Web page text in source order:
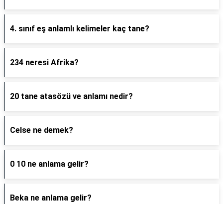
4. sınıf eş anlamlı kelimeler kaç tane?
234 neresi Afrika?
20 tane atasözü ve anlamı nedir?
Celse ne demek?
0 10 ne anlama gelir?
Beka ne anlama gelir?